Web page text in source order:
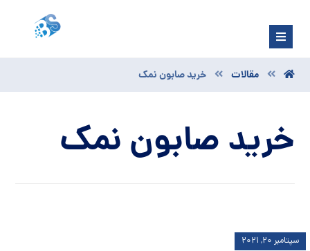
مقالات خرید صابون نمک
خرید صابون نمک
سپتامبر ۲۰, ۲۰۲۱